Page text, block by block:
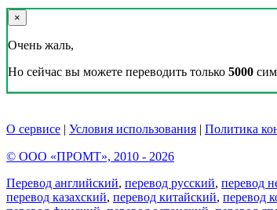
×
Очень жаль,
Но сейчас вы можете переводить только 5000
О сервисе | Условия использования | Политика
© ООО «ПРОМТ», 2010 - 2026
Перевод английский, перевод русский, перевод
перевод казахский, перевод китайский, перевод